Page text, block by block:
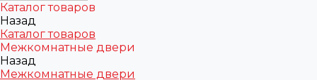
Каталог товаров
Назад
Каталог товаров
Межкомнатные двери
Назад
Межкомнатные двери